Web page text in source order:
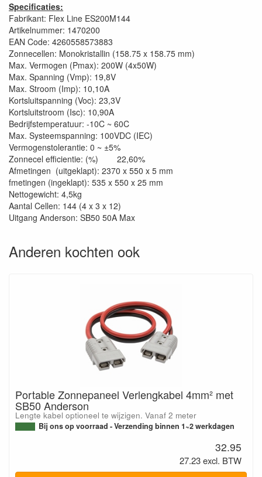
Specificaties:
Fabrikant: Flex Line ES200M144
Artikelnummer: 1470200
EAN Code: 4260558573883
Zonnecellen: Monokristallin (158.75 x 158.75 mm)
Max. Vermogen (Pmax): 200W (4x50W)
Max. Spanning (Vmp): 19,8V
Max. Stroom (Imp): 10,10A
Kortsluitspanning (Voc): 23,3V
Kortsluitstroom (Isc): 10,90A
Bedrijfstemperatuur: -10C ~ 60C
Max. Systeemspanning: 100VDC (IEC)
Vermogenstolerantie: 0 ~ ±5%
Zonnecel efficientie: (%) 22,60%
Afmetingen (uitgeklapt): 2370 x 550 x 5 mm
fmetingen (ingeklapt): 535 x 550 x 25 mm
Nettogewicht: 4,5kg
Aantal Cellen: 144 (4 x 3 x 12)
Uitgang Anderson: SB50 50A Max
Anderen kochten ook
Portable Zonnepaneel Verlengkabel 4mm² met
SB50 Anderson
Lengte kabel optioneel te wijzigen. Vanaf 2 meter
Bij ons op voorraad - Verzending binnen 1~2 werkdagen
32.95
27.23 excl. BTW